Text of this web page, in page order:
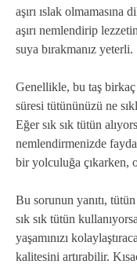
aşırı ıslak
aşırı nemlendirip
suya bırakmanız yeterli.
Genellikle, bu taş
süresi tütününüzü ne
Eğer sık sık tütün
nemlendirmenizde
bir yolculuğa çıkarken,
Bu sorunun yanıtı,
sık sık tütün
yaşamınızı
kalitesini artırabilir.